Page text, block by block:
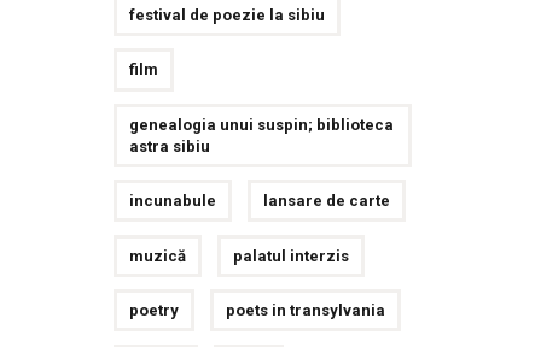
festival de poezie la sibiu
film
genealogia unui suspin; biblioteca
astra sibiu
incunabule lansare de carte
muzică palatul interzis
poetry poets in transylvania